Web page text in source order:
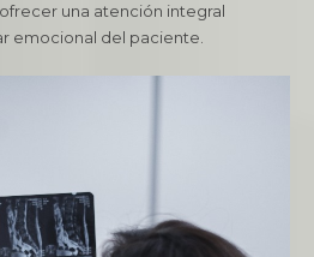
una atención integral
emocional del paciente.